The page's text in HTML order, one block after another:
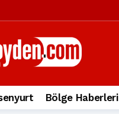
suçlamalar 10 ay önce
yıl önce
Bölge Haberleri